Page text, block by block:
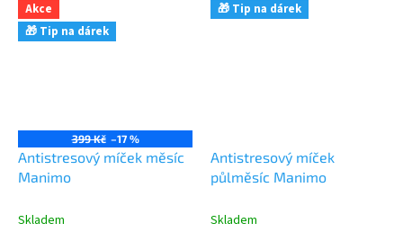
Akce
🎁 Tip na dárek
399 Kč –17 %
Antistresový míček měsíc
Manimo
Skladem
🎁 Tip na dárek
Antistresový míček
půlměsíc Manimo
Skladem